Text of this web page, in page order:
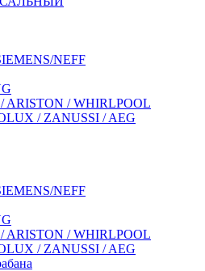
NEFF
ARISTON / WHIRLPOOL
/ ZANUSSI / AEG
NEFF
ARISTON / WHIRLPOOL
/ ZANUSSI / AEG